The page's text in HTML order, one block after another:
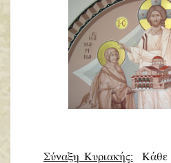
Σύναξη Κυριακής: Κάθε